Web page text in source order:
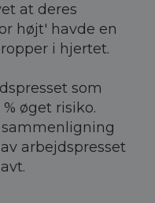
at deres
højt' havde en
i hjertet.
som
øget risiko.
arbejdspresset